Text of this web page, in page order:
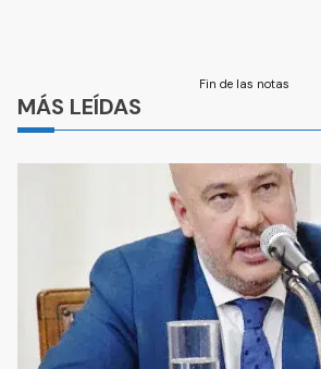
Fin de las notas
MÁS LEÍDAS